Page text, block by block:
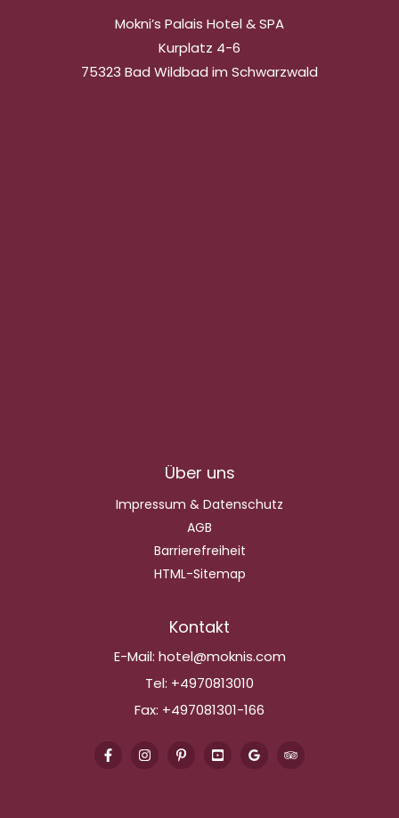
Mokni’s Palais Hotel & SPA
Kurplatz 4-6
75323 Bad Wildbad im Schwarzwald
Über uns
Impressum & Datenschutz
AGB
Barrierefreiheit
HTML-Sitemap
Kontakt
E-Mail: hotel@moknis.com
Tel: +4970813010
Fax: +497081301-166